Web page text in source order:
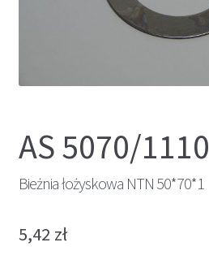
AS 5070/1110
Bieżnia łożyskowa NTN 50*70*1
5,42 zł